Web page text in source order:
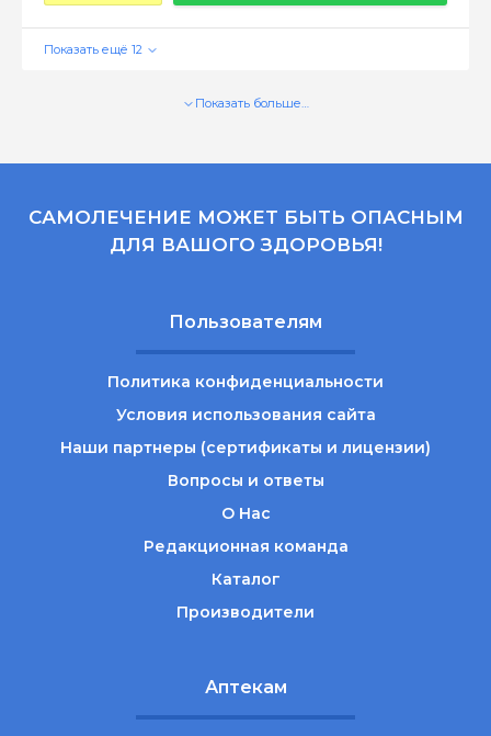
Показать больше…
САМОЛЕЧЕНИЕ МОЖЕТ БЫТЬ ОПАСНЫМ
ДЛЯ ВАШОГО ЗДОРОВЬЯ!
Пользователям
Политика конфиденциальности
Условия использования сайта
Наши партнеры (сертификаты и лицензии)
Вопросы и ответы
О Нас
Редакционная команда
Каталог
Производители
Аптекам